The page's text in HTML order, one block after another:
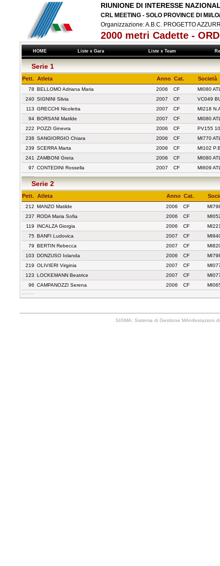
RIUNIONE DI INTERESSE
CRL MEETING - SOLO PROVINCE DI MI/
Organizzazione: A.B.C. PROGETTO
2000 metri Cadette -
HOME Liste x Gara Liste x Team
Serie 1
Pett. Atleta Anno Cat. Società
78 BELLOMO Adriana Maria 2006 CF
MI080
240 SIGNINI Silvia 2007 CF
VC049
113 GRECCHI Nicoletta 2007 CF
MI218
94 BORSANI Matilde 2007 CF
MI080
222 POZZI Ginevra 2006 CF
PV155
238 SANGIORGIO Chiara 2006 CF
MI770
239 SCERRA Marta 2006 CF
MI102
241
ZAMBONI Greta 2006 CF
MI080
97 CONTEDINI Rossella 2007 CF MI609
Serie 2
Pett. Atleta Anno Cat.
212 MANZO Matilde 2006 CF
237 RODA Maria Sofia 2006 CF
119
INCALZA Giorgia 2006 CF
75 BANFI Ludovica 2007 CF
79 BERTIN Rebecca 2007 CF
103 DONZUSO Iolanda 2006 CF
219 OLIVIERI Virginia 2007 CF
123 LOCKEMANN Beatrice 2007 CF
96 CAMPANOZZI Serena 2006 CF
SIGMA: Sistema di Gestione MAnifestazioni